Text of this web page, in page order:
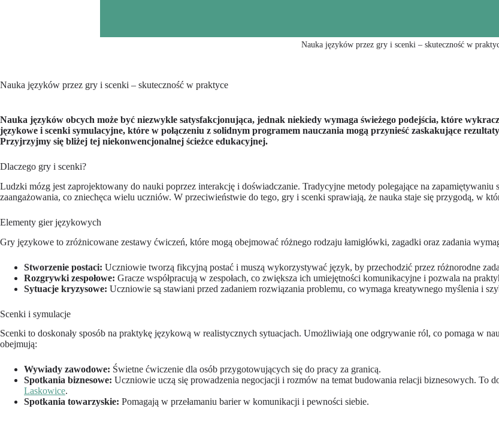
Nauka języków przez gry i scenki – skuteczność w
Nauka języków przez gry i scenki – skuteczność w praktyce
Nauka języków obcych może być niezwykle satysfakcjonująca, jednak niekiedy wymaga świeżego podejścia, które
językowe i scenki symulacyjne, które w połączeniu z solidnym programem nauczania mogą przynieść zaskakujące
Przyjrzyjmy się bliżej tej niekonwencjonalnej ścieżce edukacyjnej.
Dlaczego gry i scenki?
Ludzki mózg jest zaprojektowany do nauki poprzez interakcję i doświadczanie. Tradycyjne metody polegające na zapamiętywaniu
zaangażowania, co zniechęca wielu uczniów. W przeciwieństwie do tego, gry i scenki sprawiają, że nauka staje się przygodą, w
Elementy gier językowych
Gry językowe to zróżnicowane zestawy ćwiczeń, które mogą obejmować różnego rodzaju łamigłówki, zagadki oraz zadania
Stworzenie postaci: Uczniowie tworzą fikcyjną postać i muszą wykorzystywać język, by przechodzić przez różnorodne
Rozgrywki zespołowe: Gracze współpracują w zespołach, co zwiększa ich umiejętności komunikacyjne i pozwala na
Sytuacje kryzysowe: Uczniowie są stawiani przed zadaniem rozwiązania problemu, co wymaga kreatywnego myślenia i
Scenki i symulacje
Scenki to doskonały sposób na praktykę językową w realistycznych sytuacjach. Umożliwiają one odgrywanie ról, co pomaga w
obejmują:
Wywiady zawodowe: Świetne ćwiczenie dla osób przygotowujących się do pracy za granicą.
Spotkania biznesowe: Uczniowie uczą się prowadzenia negocjacji i rozmów na temat budowania relacji biznesowych. To
Laskowice.
Spotkania towarzyskie: Pomagają w przełamaniu barier w komunikacji i pewności siebie.